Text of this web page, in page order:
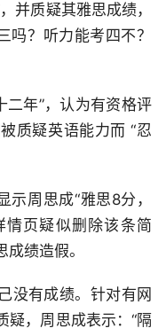
并质疑其雅思成绩，
吗？听力能考四不？
二年”，认为有资格评
质疑英语能力而 “忍
周思成“雅思8分，
情页疑似删除该条简
绩造假。
没有成绩。针对有网
疑，周思成表示：“隔